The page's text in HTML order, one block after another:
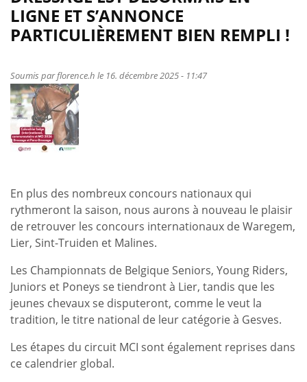
a-
t-
il
adaptations
des
déficiences
motrices,
intellectuelles
ou
sensorielles
puissent
passer
des
pédagogiques
?
LIGNE ET S’ANNONCE
PARTICULIÈREMENT BIEN REMPLI !
Soumis parflorence.h le 16. décembre 2025 - 11:47
En plus des nombreux concours nationaux qui
rythmeront la saison, nous aurons à nouveau le plaisir
de retrouver les concours internationaux de Waregem,
Lier, Sint-Truiden et Malines.
Les Championnats de Belgique Seniors, Young Riders,
Juniors et Poneys se tiendront à Lier, tandis que les
jeunes chevaux se disputeront, comme le veut la
tradition, le titre national de leur catégorie à Gesves.
Les étapes du circuit MCI sont également reprises dans
ce calendrier global.